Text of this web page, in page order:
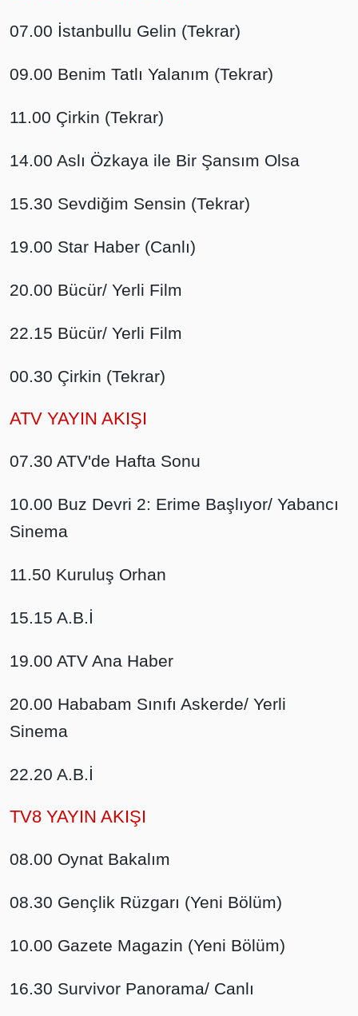
07.00 İstanbullu Gelin (Tekrar)
09.00 Benim Tatlı Yalanım (Tekrar)
11.00 Çirkin (Tekrar)
14.00 Aslı Özkaya ile Bir Şansım Olsa
15.30 Sevdiğim Sensin (Tekrar)
19.00 Star Haber (Canlı)
20.00 Bücür/ Yerli Film
22.15 Bücür/ Yerli Film
00.30 Çirkin (Tekrar)
ATV YAYIN AKIŞI
07.30 ATV'de Hafta Sonu
10.00 Buz Devri 2: Erime Başlıyor/ Yabancı
Sinema
11.50 Kuruluş Orhan
15.15 A.B.İ
19.00 ATV Ana Haber
20.00 Hababam Sınıfı Askerde/ Yerli
Sinema
22.20 A.B.İ
TV8 YAYIN AKIŞI
08.00 Oynat Bakalım
08.30 Gençlik Rüzgarı (Yeni Bölüm)
10.00 Gazete Magazin (Yeni Bölüm)
16.30 Survivor Panorama/ Canlı